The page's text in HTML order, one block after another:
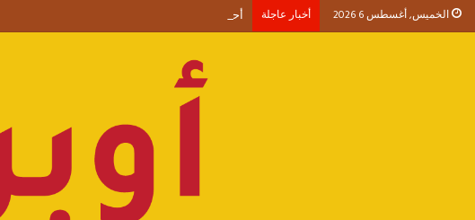
الخميس, أغسطس 6 2026 أخبار عاجلة أحمد طنطاوي يكتب حين يصبح الوجود علامة استفهام